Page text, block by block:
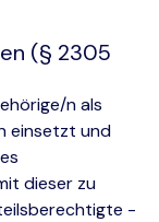
(§ 2305
n als
einsetzt und
dieser zu
-